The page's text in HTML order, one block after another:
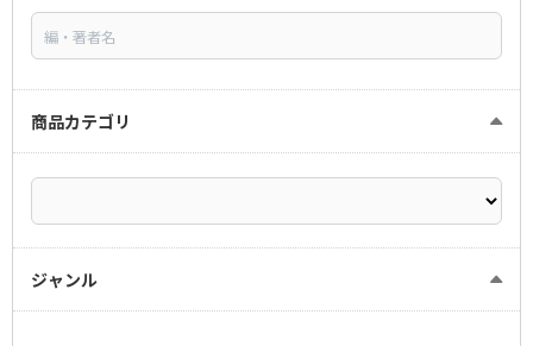
商品カテゴリ
ジャンル